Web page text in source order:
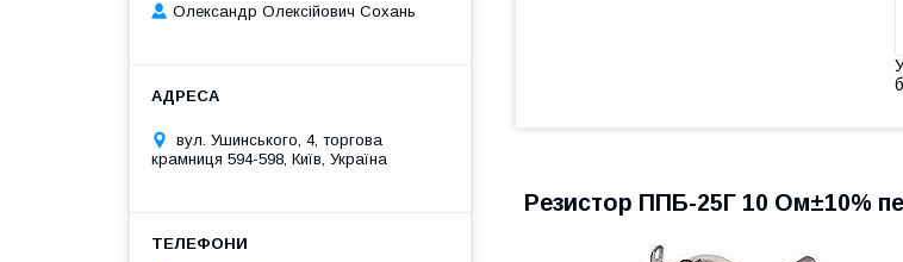
Резистор ППБ-25Г 10 Ом±10%
Олександр Олексійович Сохань
вул. Ушинського, 4, торгова
крамниця 594-598, Київ, Україна